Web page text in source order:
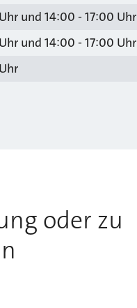
und 14:00 - 17:00 Uhr
und 14:00 - 17:00 Uhr
oder zu